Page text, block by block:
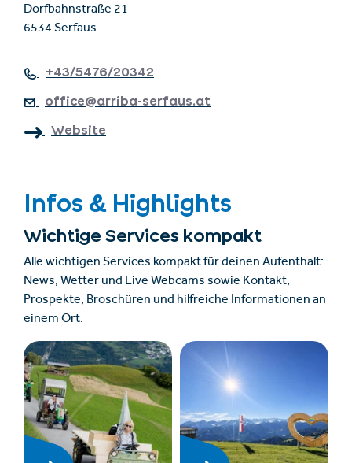
Dorfbahnstraße 21
6534 Serfaus
+43/5476/20342
office@arriba-serfaus.at
Website
Infos & Highlights
Wichtige Services kompakt
Alle wichtigen Services kompakt für deinen Aufenthalt:
News, Wetter und Live Webcams sowie Kontakt,
Prospekte, Broschüren und hilfreiche Informationen an
einem Ort.